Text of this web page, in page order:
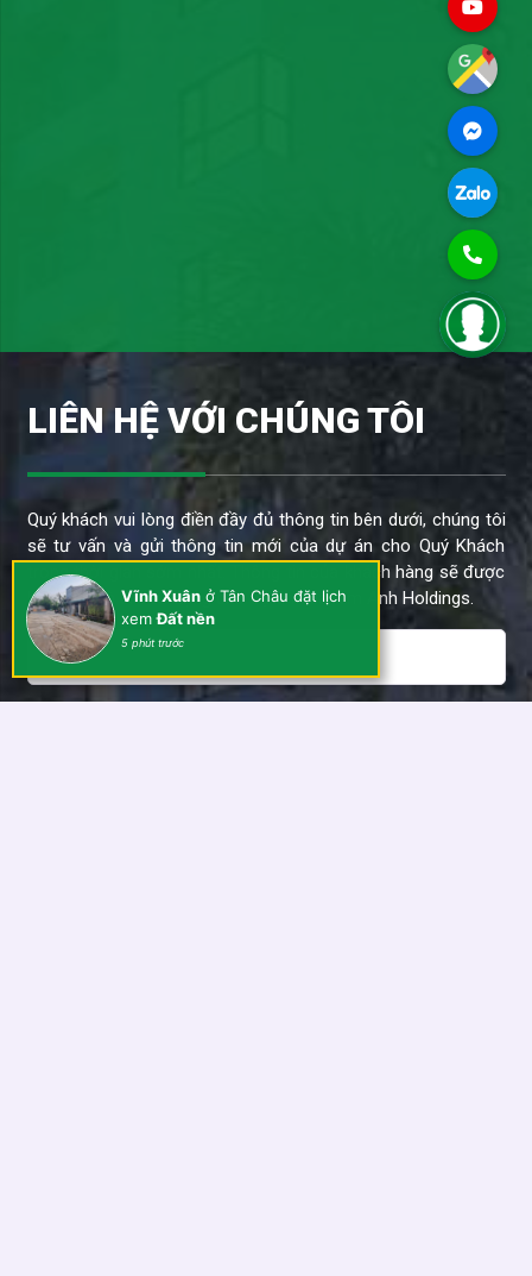
LIÊN HỆ VỚI CHÚNG TÔI
Quý khách vui lòng điền đầy đủ thông tin bên dưới, chúng tôi
sẽ tư vấn và gửi thông tin mới của dự án cho Quý Khách
trong thời gian sớm nhất. Thông tin của khách hàng sẽ được
bảo mật và chỉ sử dụng cho dự án của Kim Anh Holdings.
Vĩnh Xuânở Tân Châu đặt lịch
xemĐất nền